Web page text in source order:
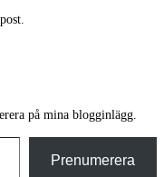
på mina blogginlägg.
Prenumerera